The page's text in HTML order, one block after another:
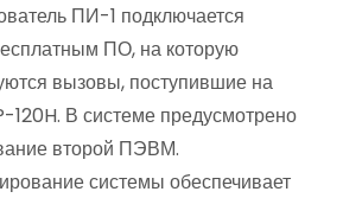
ПИ-1 подключается
ПО, на которую
вызовы, поступившие на
120H. В системе предусмотрено
второй ПЭВМ.
системы обеспечивает